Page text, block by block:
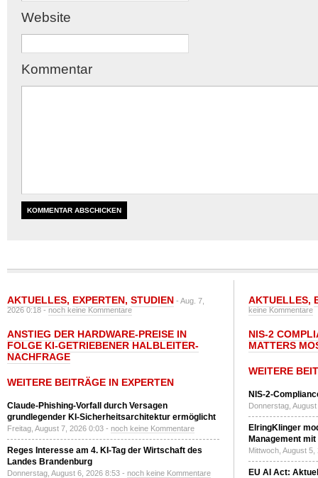
Website
Kommentar
AKTUELLES, EXPERTEN, STUDIEN - Aug. 7,
2026 0:18 -noch keine Kommentare
ANSTIEG DER HARDWARE-PREISE IN
FOLGE KI-GETRIEBENER HALBLEITER-
NACHFRAGE
WEITERE BEITRÄGE IN EXPERTEN
Claude-Phishing-Vorfall durch Versagen
grundlegender KI-Sicherheitsarchitektur ermöglicht
Freitag, August 7, 2026 0:03 - noch keine Kommentare
Reges Interesse am 4. KI-Tag der Wirtschaft des
Landes Brandenburg
Donnerstag, August 6, 2026 8:53 - noch keine Kommentare
AKTUELLES,
keine Kommentare
NIS-2
MATTERS
WEITERE
NIS-2-
Donnerstag,
ElringKlinger
Management
Mittwoch, August
EU AI Act: